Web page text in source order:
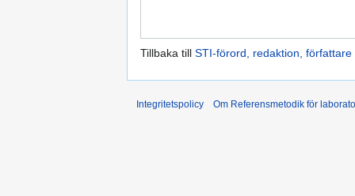
Tillbaka till STI-förord, redaktion,
Integritetspolicy Om Referensmetodik för